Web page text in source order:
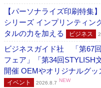
【パーソナライズ印刷特
シリーズ インプリンティ
タルの力を加える
ビジネス
ビジネスガイド社 「第67
フェア」「第34回STYLISH
開催 OEMやオリジナルグッ
イベント 2026.8.7 NEW